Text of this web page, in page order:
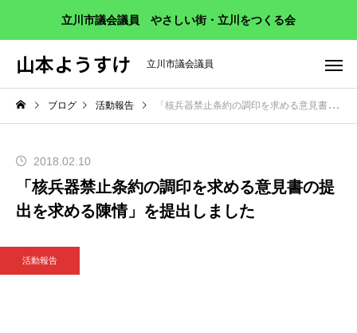
立川市議会議員 やさしい街・立川をつくる会
山本ようすけ 立川市議会議員
ブログ 活動報告 「核兵器禁止条約の調印を求める意見書の提出を求める陳情」を提出しました
2018.02.10
「核兵器禁止条約の調印を求める意見書の提
出を求める陳情」を提出しました
活動報告